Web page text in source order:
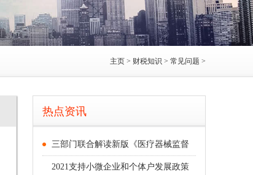
主页 > 财税知识 > 常见问题 >
热点资讯
三部门联合解读新版《医疗器械监督
2021支持小微企业和个体户发展政策